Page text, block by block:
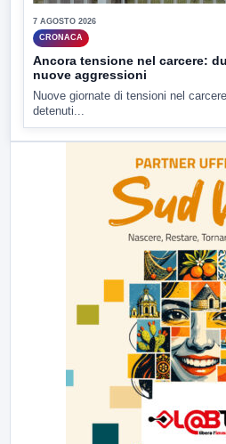
7 AGOSTO 2026
CRONACA
Ancora tensione nel carcere:
nuove aggressioni
Nuove giornate di tensioni nel
detenuti...